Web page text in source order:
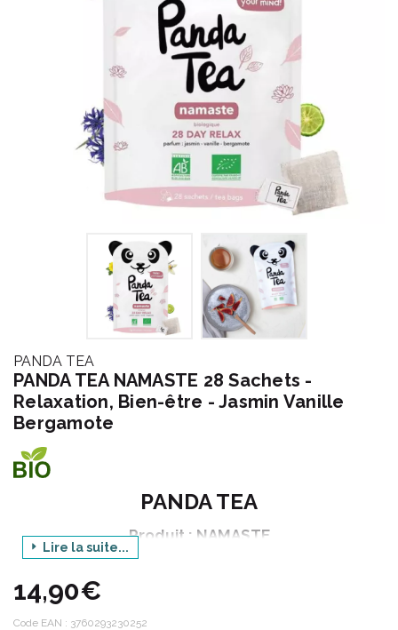
PANDA TEA
PANDA TEA NAMASTE 28 Sachets -
Relaxation, Bien-être - Jasmin Vanille
Bergamote
PANDA TEA
Produit : NAMASTE
Parfum : JASMIN VANILLE BERGAMOTE
Conditionnement : 28 sachets
Lire la suite...
14,90€
Code EAN : 3760293230252